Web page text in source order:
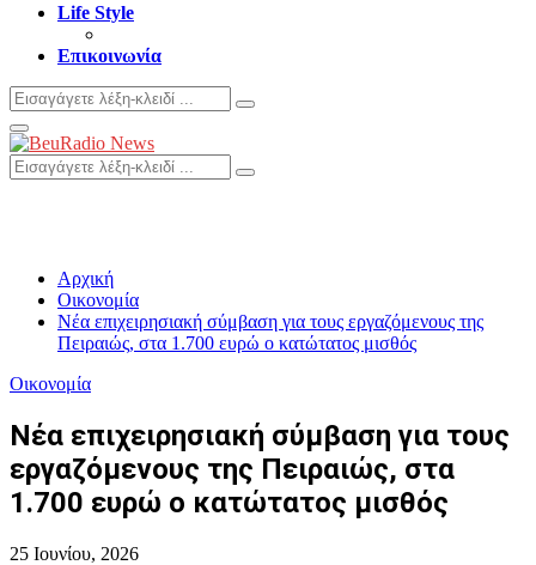
Life Style
Επικοινωνία
Search
for:
Search
Primary
Menu
Search
for:
Search
Αρχική
Οικονομία
Νέα επιχειρησιακή σύμβαση για τους εργαζόμενους της
Πειραιώς, στα 1.700 ευρώ ο κατώτατος μισθός
Οικονομία
Νέα επιχειρησιακή σύμβαση για τους
εργαζόμενους της Πειραιώς, στα
1.700 ευρώ ο κατώτατος μισθός
25 Ιουνίου, 2026